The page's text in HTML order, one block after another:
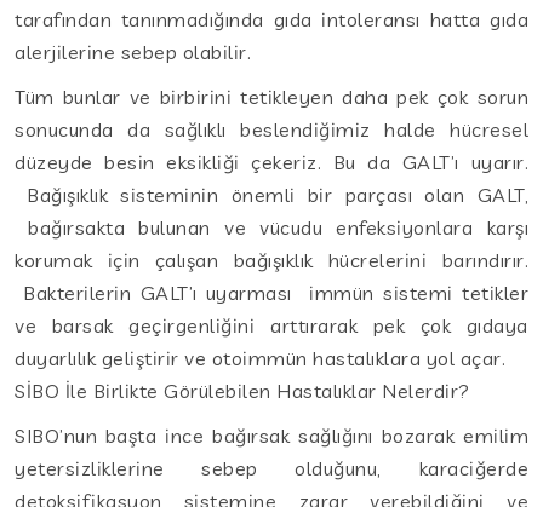
tarafından tanınmadığında gıda intoleransı hatta gıda
alerjilerine sebep olabilir.
Tüm bunlar ve birbirini tetikleyen daha pek çok sorun
sonucunda da sağlıklı beslendiğimiz halde hücresel
düzeyde besin eksikliği çekeriz. Bu da GALT’ı uyarır.
Bağışıklık sisteminin önemli bir parçası olan GALT,
bağırsakta bulunan ve vücudu enfeksiyonlara karşı
korumak için çalışan bağışıklık hücrelerini barındırır.
Bakterilerin GALT’ı uyarması immün sistemi tetikler
ve barsak geçirgenliğini arttırarak pek çok gıdaya
duyarlılık geliştirir ve otoimmün hastalıklara yol açar.
SİBO İle Birlikte Görülebilen Hastalıklar Nelerdir?
SIBO’nun başta ince bağırsak sağlığını bozarak emilim
yetersizliklerine sebep olduğunu, karaciğerde
detoksifikasyon sistemine zarar verebildiğini ve